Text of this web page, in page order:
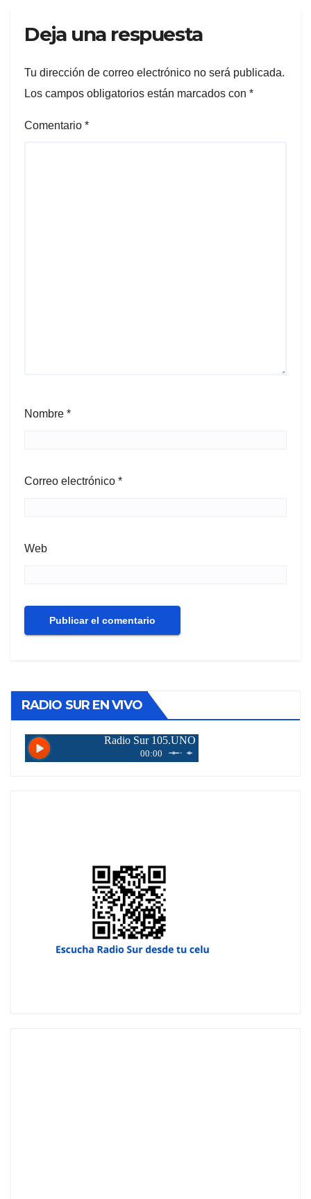
Deja una respuesta
Tu dirección de correo electrónico no será publicada.
Los campos obligatorios están marcados con *
Comentario *
Nombre *
Correo electrónico *
Web
RADIO SUR EN VIVO